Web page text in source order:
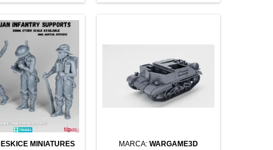
y distinguirla
adecuada para
unidades de línea,
fuerza existente y
escenarios o dioramas
relacionados...
ESKICE MINIATURES MARCA: WARGAME3D